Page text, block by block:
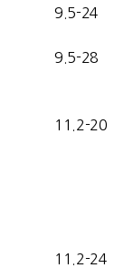
9.5-24
9.5-28
11.2-20
11.2-24